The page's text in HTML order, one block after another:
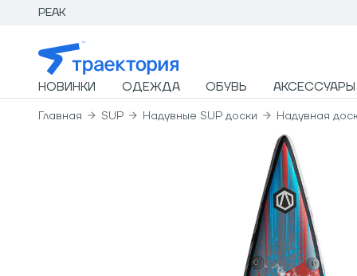
PEAK
НОВИНКИ ОДЕЖДА ОБУВЬ АКСЕССУАРЫ
Главная SUP Надувные SUP доски Надувная